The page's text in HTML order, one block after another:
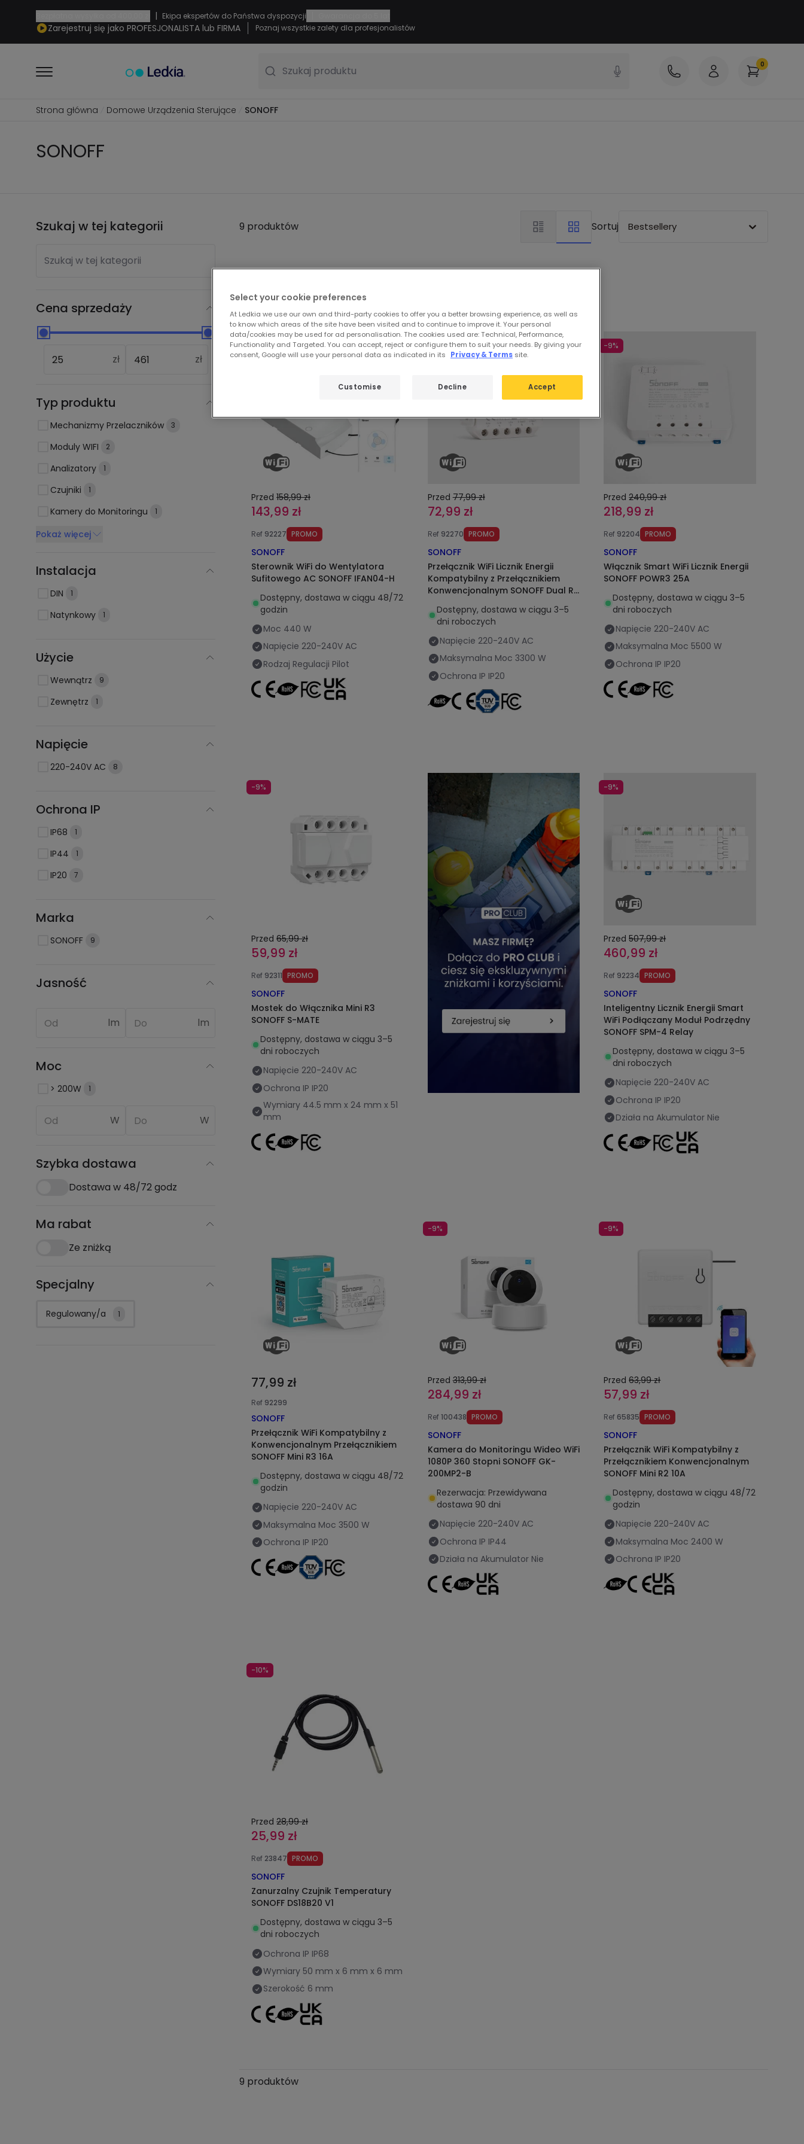
| Ekipa ekspertów do Państwa dyspozycji
Zarejestruj się jako PROFESJONALISTA lub FIRMA Poznaj wszystkie zalety dla profesjonalistów
Szukaj produktu 0
Strona główna Domowe Urządzenia Sterujące SONOFF
SONOFF
Szukaj w tej kategorii
Szukaj w tej kategorii
Cena sprzedaży
zł zł
Typ produktu
Mechanizmy Przelaczników 3
Moduly WIFI 2
Analizatory 1
Czujniki 1
Kamery do Monitoringu 1
Pokaż więcej
Instalacja
DIN 1
Natynkowy 1
Użycie
Wewnątrz 9
Zewnętrz 1
Napięcie
220-240V AC 8
Ochrona IP
IP68 1
IP44 1
IP20 7
Marka
SONOFF 9
Jasność
lm lm
Moc
> 200W 1
W W
Szybka dostawa
Dostawa w 48/72 godz
Ma rabat
Ze zniżką
Specjalny
Regulowany/a 1
9 produktów Sortuj Bestsellery
-9%
Przed 158,99 zł
143,99 zł
Ref 92227 PROMO
SONOFF
Sterownik WiFi do Wentylatora
Sufitowego AC SONOFF IFAN04-H
Dostępny, dostawa w ciągu 48/72
godzin
Moc 440 W
Napięcie 220-240V AC
Rodzaj Regulacji Pilot
-6%
Przed 77,99 zł
72,99 zł
Ref 92270 PROMO
SONOFF
Przełącznik WiFi Licznik Energii
Kompatybilny z Przełącznikiem
Konwencjonalnym SONOFF Dual R3
Dostępny, dostawa w ciągu 3–5
dni roboczych
Napięcie 220-240V AC
Maksymalna Moc 3300 W
Ochrona IP IP20
-9%
Przed 240,99 zł
218,99 zł
Ref 92204 PROMO
SONOFF
Włącznik Smart WiFi Licznik Energii
SONOFF POWR3 25A
Dostępny, dostawa w ciągu 3–5
dni roboczych
Napięcie 220-240V AC
Maksymalna Moc 5500 W
Ochrona IP IP20
-9%
Przed 65,99 zł
59,99 zł
Ref 92311 PROMO
SONOFF
Mostek do Włącznika Mini R3
SONOFF S-MATE
Dostępny, dostawa w ciągu 3–5
dni roboczych
Napięcie 220-240V AC
Ochrona IP IP20
Wymiary 44.5 mm x 24 mm x 51
mm
-9%
Przed 507,99 zł
460,99 zł
Ref 92234 PROMO
SONOFF
Inteligentny Licznik Energii Smart
WiFi Podłączany Moduł Podrzędny
SONOFF SPM-4 Relay
Dostępny, dostawa w ciągu 3–5
dni roboczych
Napięcie 220-240V AC
Ochrona IP IP20
Działa na Akumulator Nie
77,99 zł
Ref 92299
SONOFF
Przełącznik WiFi Kompatybilny z
Konwencjonalnym Przełącznikiem
SONOFF Mini R3 16A
Dostępny, dostawa w ciągu 48/72
godzin
Napięcie 220-240V AC
Maksymalna Moc 3500 W
Ochrona IP IP20
-9%
Przed 313,99 zł
284,99 zł
Ref100438 PROMO
SONOFF
Kamera do Monitoringu Wideo WiFi
1080P 360 Stopni SONOFF GK-
200MP2-B
Rezerwacja: Przewidywana
dostawa 90 dni
Napięcie 220-240V AC
Ochrona IP IP44
Działa na Akumulator Nie
-9%
Przed 63,99 zł
57,99 zł
Ref 65835 PROMO
SONOFF
Przełącznik WiFi Kompatybilny z
Przełącznikiem Konwencjonalnym
SONOFF Mini R2 10A
Dostępny, dostawa w ciągu 48/72
godzin
Napięcie 220-240V AC
Maksymalna Moc 2400 W
Ochrona IP IP20
-10%
Przed 28,99 zł
25,99 zł
Ref 23847 PROMO
SONOFF
Zanurzalny Czujnik Temperatury
SONOFF DS18B20 V1
Dostępny, dostawa w ciągu 3–5
dni roboczych
Ochrona IP IP68
Wymiary 50 mm x 6 mm x 6 mm
Szerokość 6 mm
9 produktów
Select your cookie preferences
At Ledkia we use our own and third-party cookies to offer you a better browsing experience, as well as
to know which areas of the site have been visited and to continue to improve it. Your personal
data/cookies may be used for ad personalisation. The cookies used are: Technical, Performance,
Functionality and Targeted. You can accept, reject or configure them to suit your needs. By giving your
consent, Google will use your personal data as indicated in its
Privacy & Terms site.
Decline Accept
Customise